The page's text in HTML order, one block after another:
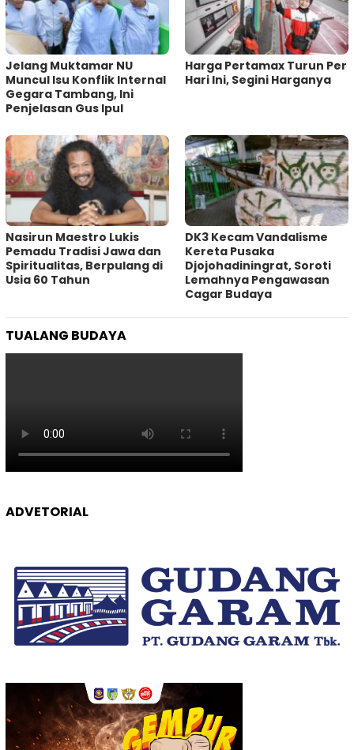
Jelang Muktamar NU
Muncul Isu Konflik Internal
Gegara Tambang, Ini
Penjelasan Gus Ipul
Harga Pertamax Turun Per
Hari Ini, Segini Harganya
‎Nasirun Maestro Lukis
Pemadu Tradisi Jawa dan
Spiritualitas, Berpulang di
Usia 60 Tahun
DK3 Kecam Vandalisme
Kereta Pusaka
Djojohadiningrat, Soroti
Lemahnya Pengawasan
Cagar Budaya
TUALANG BUDAYA
ADVETORIAL